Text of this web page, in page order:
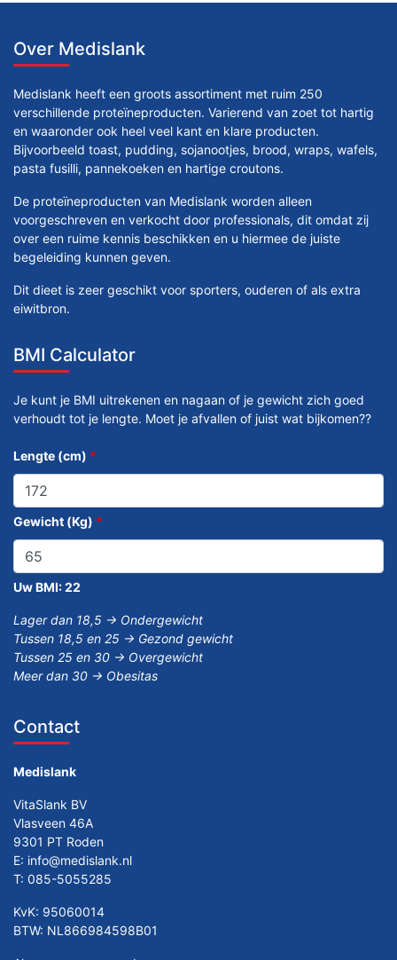
Over Medislank
Medislank heeft een groots assortiment met ruim 250
verschillende proteïneproducten. Varierend van zoet tot hartig
en waaronder ook heel veel kant en klare producten.
Bijvoorbeeld toast, pudding, sojanootjes, brood, wraps, wafels,
pasta fusilli, pannekoeken en hartige croutons.
De proteïneproducten van Medislank worden alleen
voorgeschreven en verkocht door professionals, dit omdat zij
over een ruime kennis beschikken en u hiermee de juiste
begeleiding kunnen geven.
Dit dieet is zeer geschikt voor sporters, ouderen of als extra
eiwitbron.
BMI Calculator
Je kunt je BMI uitrekenen en nagaan of je gewicht zich goed
verhoudt tot je lengte. Moet je afvallen of juist wat bijkomen??
Lengte (cm) *
Gewicht (Kg) *
Uw BMI:22
Lager dan 18,5 -> Ondergewicht
Tussen 18,5 en 25 -> Gezond gewicht
Tussen 25 en 30 -> Overgewicht
Meer dan 30 -> Obesitas
Contact
Medislank
VitaSlank BV
Vlasveen 46A
9301 PT Roden
E: info@medislank.nl
T: 085-5055285
KvK: 95060014
BTW: NL866984598B01